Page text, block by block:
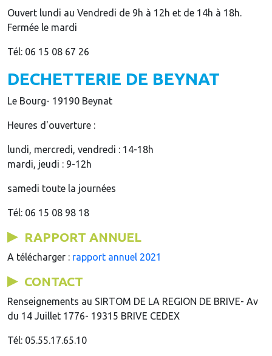
Ouvert lundi au Vendredi de 9h à 12h et de 14h à 18h.
Fermée le mardi
Tél: 06 15 08 67 26
DECHETTERIE DE BEYNAT
Le Bourg- 19190 Beynat
Heures d'ouverture :
lundi, mercredi, vendredi : 14-18h
mardi, jeudi : 9-12h
samedi toute la journées
Tél: 06 15 08 98 18
RAPPORT ANNUEL
A télécharger : rapport annuel 2021
CONTACT
Renseignements au SIRTOM DE LA REGION DE BRIVE- Av
du 14 Juillet 1776- 19315 BRIVE CEDEX
Tél: 05.55.17.65.10